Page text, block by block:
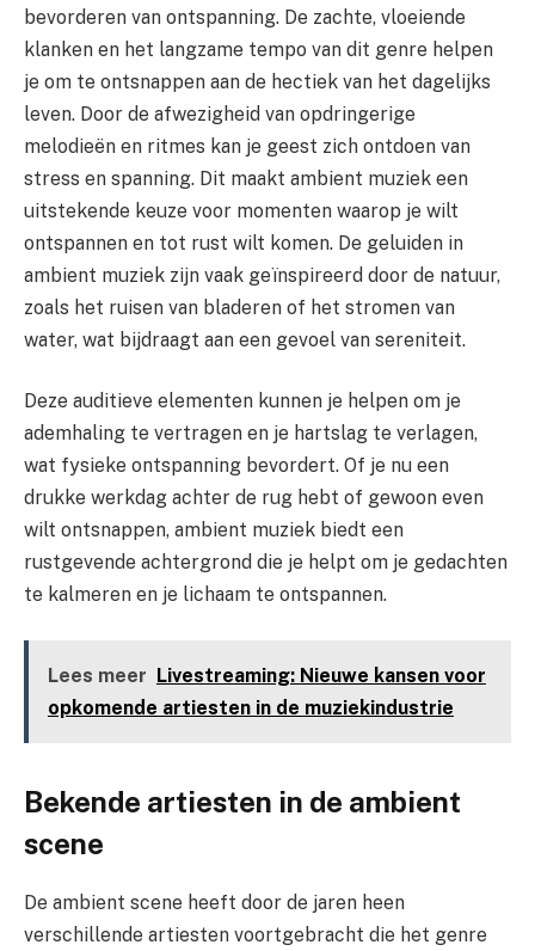
bevorderen van ontspanning. De zachte, vloeiende
klanken en het langzame tempo van dit genre helpen
je om te ontsnappen aan de hectiek van het dagelijks
leven. Door de afwezigheid van opdringerige
melodieën en ritmes kan je geest zich ontdoen van
stress en spanning. Dit maakt ambient muziek een
uitstekende keuze voor momenten waarop je wilt
ontspannen en tot rust wilt komen. De geluiden in
ambient muziek zijn vaak geïnspireerd door de natuur,
zoals het ruisen van bladeren of het stromen van
water, wat bijdraagt aan een gevoel van sereniteit.
Deze auditieve elementen kunnen je helpen om je
ademhaling te vertragen en je hartslag te verlagen,
wat fysieke ontspanning bevordert. Of je nu een
drukke werkdag achter de rug hebt of gewoon even
wilt ontsnappen, ambient muziek biedt een
rustgevende achtergrond die je helpt om je gedachten
te kalmeren en je lichaam te ontspannen.
Lees meer Livestreaming: Nieuwe kansen voor
opkomende artiesten in de muziekindustrie
Bekende artiesten in de ambient
scene
De ambient scene heeft door de jaren heen
verschillende artiesten voortgebracht die het genre